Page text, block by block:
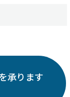
承ります